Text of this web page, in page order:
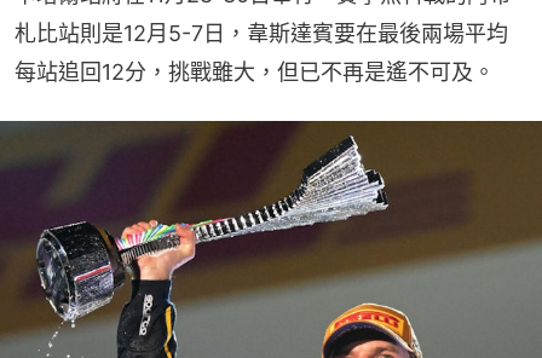
札比站則是12月5-7日，韋斯達賓要在最後兩場平均
每站追回12分，挑戰雖大，但已不再是遙不可及。